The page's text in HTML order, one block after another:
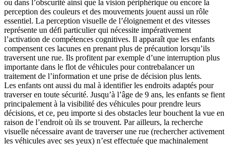
ou dans l’obscurité ainsi que la vision périphérique ou encore la
perception des couleurs et des mouvements jouent aussi un rôle
essentiel. La perception visuelle de l’éloignement et des vitesses
représente un défi particulier qui nécessite impérativement
l’activation de compétences cognitives. Il apparaît que les enfants
compensent ces lacunes en prenant plus de précaution lorsqu’ils
traversent une rue. Ils profitent par exemple d’une interruption plus
importante dans le flot de véhicules pour contrebalancer un
traitement de l’information et une prise de décision plus lents.
Les enfants ont aussi du mal à identifier les endroits adaptés pour
traverser en toute sécurité. Jusqu’à l’âge de 9 ans, les enfants se fient
principalement à la visibilité des véhicules pour prendre leurs
décisions, et ce, peu importe si des obstacles leur bouchent la vue en
raison de l’endroit où ils se trouvent. Par ailleurs, la recherche
visuelle nécessaire avant de traverser une rue (rechercher activement
les véhicules avec ses yeux) n’est effectuée que machinalement